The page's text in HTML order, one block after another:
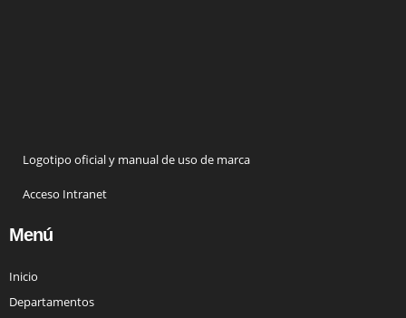
Logotipo oficial y manual de uso de marca
Acceso Intranet
Menú
Inicio
Departamentos